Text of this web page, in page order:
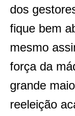
dos
fique bem
mesmo
força da
grande
reeleição